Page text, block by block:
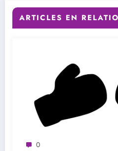
ARTICLES EN
0